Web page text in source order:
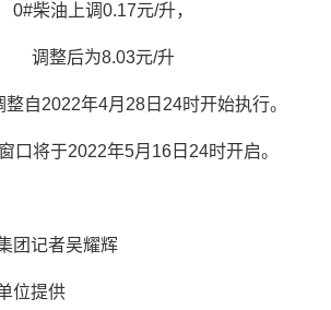
0#柴油上调0.17元/升，
调整后为8.03元/升
整自2022年4月28日24时开始执行。
口将于2022年5月16日24时开启。
团记者吴耀辉
位提供